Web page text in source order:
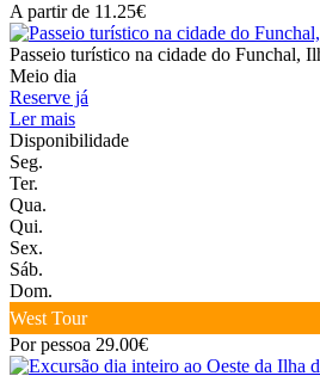
A partir de 11.25€
Passeio turístico na cidade do Funchal,
Meio dia
Reserve já
Ler mais
Disponibilidade
Seg.
Ter.
Qua.
Qui.
Sex.
Sáb.
Dom.
West Tour
Por pessoa 29.00€